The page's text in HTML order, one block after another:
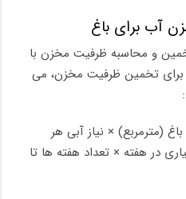
آب برای باغ
و محاسبه ظرفیت مخزن با
برای تخمین ظرفیت مخزن، می‌
(مترمربع) × نیاز آبی هر
در هفته × تعداد هفته‌ ها تا